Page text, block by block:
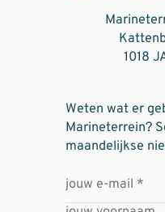
1018
Weten wat er
Marineterrein?
maandelijkse